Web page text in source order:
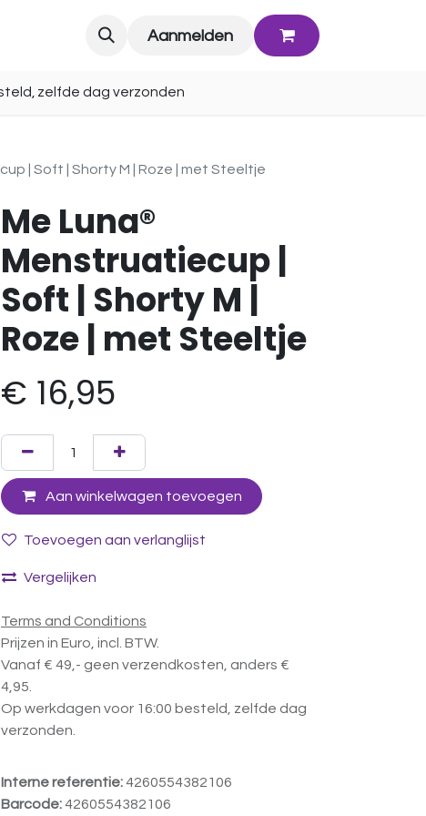
Aanmelden
zelfde dag verzonden
| Soft | Shorty M | Roze | met Steeltje
Me Luna®
Menstruatiecup |
Soft | Shorty M |
Roze | met Steeltje
€ 16,95
Aan winkelwagen toevoegen
Toevoegen aan verlanglijst
Vergelijken
Terms and Conditions
Prijzen in Euro, incl. BTW.
Vanaf € 49,- geen verzendkosten, anders €
4,95.
Op werkdagen voor 16:00 besteld, zelfde dag
verzonden.
Interne referentie:4260554382106
Barcode:4260554382106